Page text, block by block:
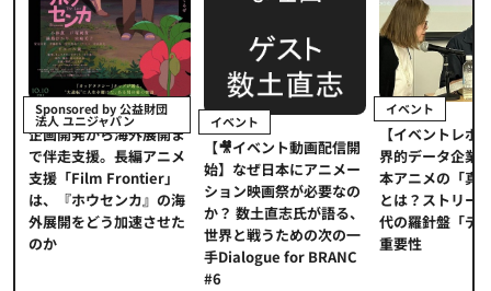
Sponsored by 公益財団
法人 ユニジャパン
企画開発から海外展開ま
で伴走支援。長編アニメ
支援「Film Frontier」
は、『ホウセンカ』の海
外展開をどう加速させた
のか
イベント
【🎥イベント動画配信開
始】なぜ日本にアニメー
ション映画祭が必要なの
か？ 数土直志氏が語る、
世界と戦うための次の一
手Dialogue for BRANC
#6
イベント
【イベントレポ
界的データ企業
本アニメの「真
とは？ストリー
代の羅針盤「デ
重要性